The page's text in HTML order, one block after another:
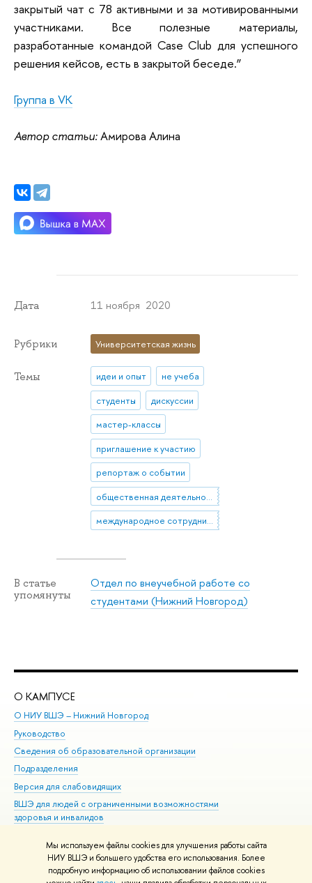
Мы используем файлы cookies для улучшения работы сайта
НИУ ВШЭ и большего удобства его использования. Более
подробную информацию об использовании файлов cookies
закрытый чат с 78 активными и за мотивированными
участниками. Все полезные материалы,
разработанные командой Case Club для успешного
решения кейсов, есть в закрытой беседе.”
Группа в VK
Автор статьи:Амирова Алина
Дата 11 ноября 2020
Рубрики Университетская жизнь
Темы идеи и опыт
не учеба
студенты
дискуссии
мастер-классы
приглашение к участию
репортаж о событии
международное сотрудничество
В статье
упомянуты
Отдел по внеучебной работе со
студентами (Нижний Новгород)
О КАМПУСЕ
О НИУ ВШЭ – Нижний Новгород
Руководство
Сведения об образовательной организации
Подразделения
Версия для слабовидящих
ВШЭ для людей с ограниченными возможностями
здоровья и инвалидов